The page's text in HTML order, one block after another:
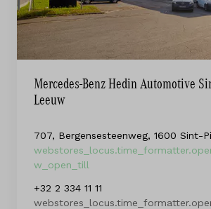
Mercedes-Benz Hedin Automotive
Leeuw
707, Bergensesteenweg, 1600 Sint-
w_open_till
+32 2 334 11 11